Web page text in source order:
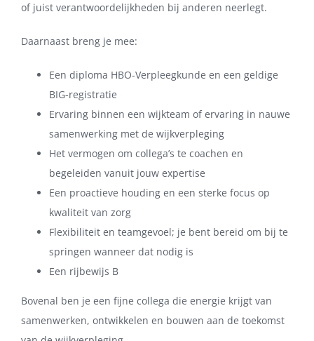
of juist verantwoordelijkheden bij anderen neerlegt.
Daarnaast breng je mee:
Een diploma HBO-Verpleegkunde en een geldige
BIG-registratie
Ervaring binnen een wijkteam of ervaring in nauwe
samenwerking met de wijkverpleging
Het vermogen om collega’s te coachen en
begeleiden vanuit jouw expertise
Een proactieve houding en een sterke focus op
kwaliteit van zorg
Flexibiliteit en teamgevoel; je bent bereid om bij te
springen wanneer dat nodig is
Een rijbewijs B
Bovenal ben je een fijne collega die energie krijgt van
samenwerken, ontwikkelen en bouwen aan de toekomst